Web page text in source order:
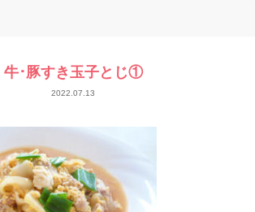
牛･豚すき玉子とじ①
2022.07.13